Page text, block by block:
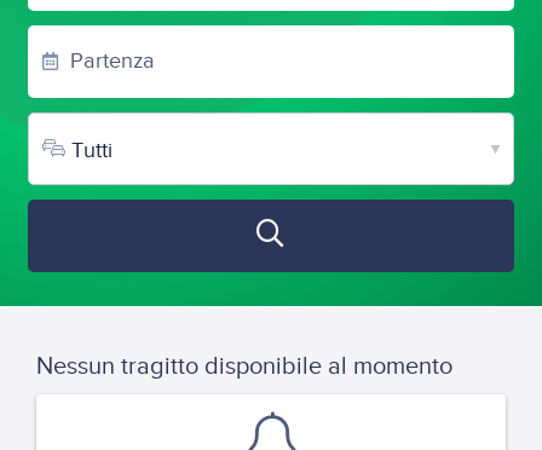
Nessun tragitto disponibile al momento